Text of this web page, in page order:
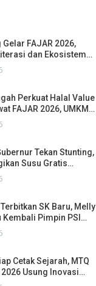
Gelar FAJAR 2026,
dan Ekosistem…
Perkuat Halal Value
FAJAR 2026, UMKM…
Tekan Stunting,
Susu Gratis…
SK Baru, Melly
Kembali Pimpin PSI…
Cetak Sejarah, MTQ
Usung Inovasi…